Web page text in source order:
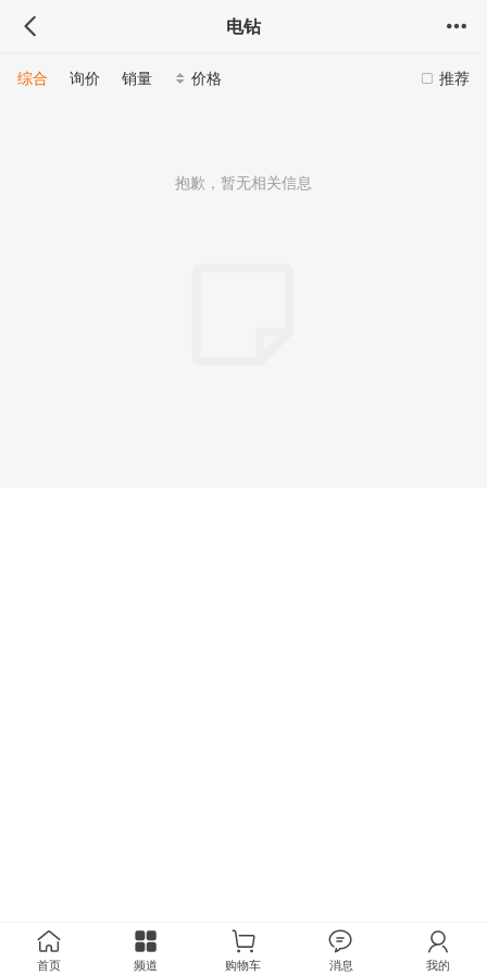
电钻
推荐
综合 询价 销量 价格
抱歉，暂无相关信息
首页 频道 购物车 消息 我的